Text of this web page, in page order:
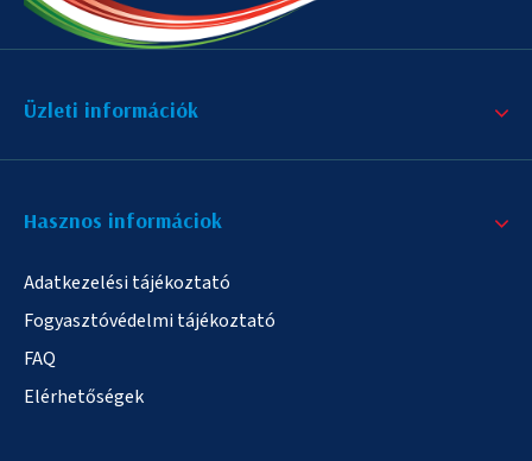
Üzleti információk
Hasznos informáciok
Adatkezelési tájékoztató
Fogyasztóvédelmi tájékoztató
FAQ
Elérhetőségek